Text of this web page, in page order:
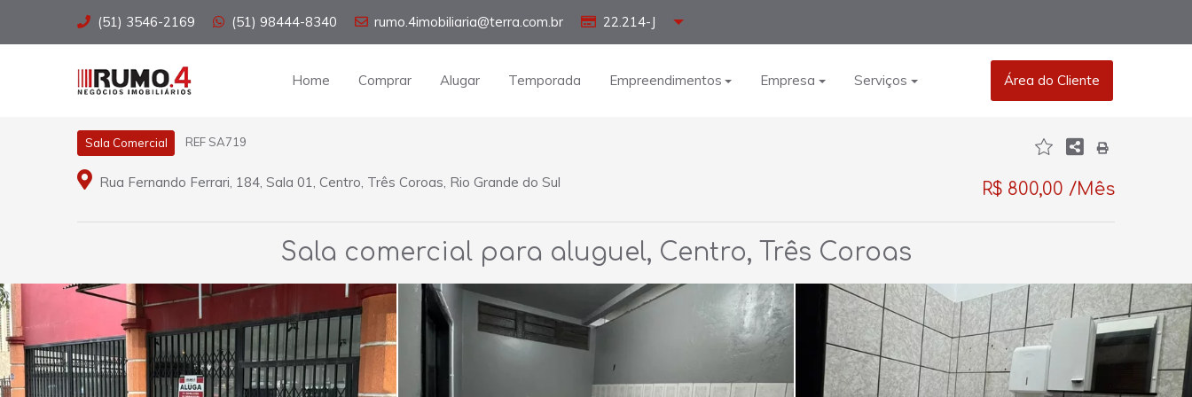
(51) 3546-2169 (51) 98444-8340 rumo.4imobiliaria@terra.com.br 22.214-J
Home Comprar Alugar Temporada Empreendimentos Empresa Serviços Área do Cliente
Sala Comercial REF SA719
Rua Fernando Ferrari, 184, Sala 01, Centro, Três Coroas, Rio Grande do Sul R$ 800,00 /Mês
Sala comercial para aluguel, Centro, Três Coroas